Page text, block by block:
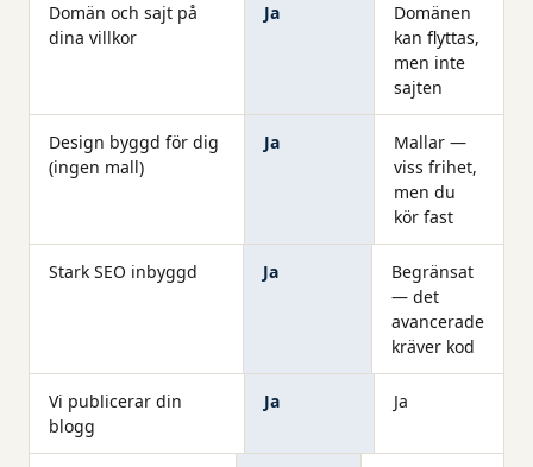
Domän och sajt på
dina villkor
Ja
Domänen
kan flyttas,
men inte
sajten
Design byggd för dig
(ingen mall)
Ja
Mallar —
viss frihet,
men du
kör fast
Stark SEO inbyggd Ja
Begränsat
— det
avancerade
kräver kod
Vi publicerar din
blogg
Ja Ja